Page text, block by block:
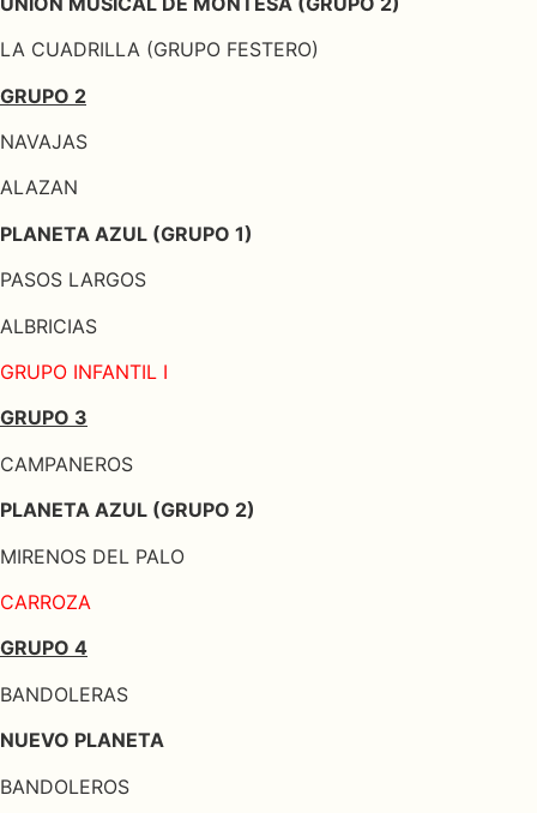
LA CUADRILLA (GRUPO FESTERO)
GRUPO 2
NAVAJAS
ALAZAN
PLANETA AZUL (GRUPO 1)
PASOS LARGOS
ALBRICIAS
GRUPO INFANTIL I
GRUPO 3
CAMPANEROS
PLANETA AZUL (GRUPO 2)
MIRENOS DEL PALO
CARROZA
GRUPO 4
BANDOLERAS
NUEVO PLANETA
BANDOLEROS